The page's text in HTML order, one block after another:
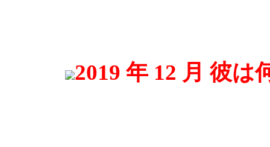
2019 年 12 月 彼は